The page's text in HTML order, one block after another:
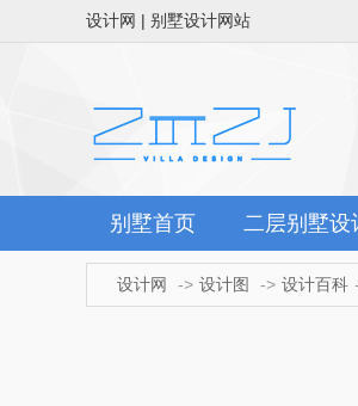
设计网 | 别墅设计网站
别墅首页 二层别墅设
设计网 设计图 设计百科